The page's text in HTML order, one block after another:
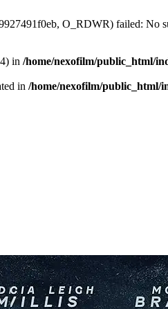
O_RDWR) failed: No
in /home/nexofilm/public_html/
in /home/nexofilm/public_html/